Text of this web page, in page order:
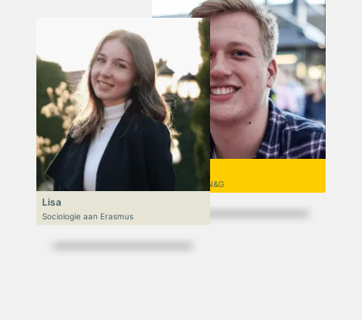
Niek
VWO 6, N&T/N&G
Lisa
Sociologie aan Erasmus